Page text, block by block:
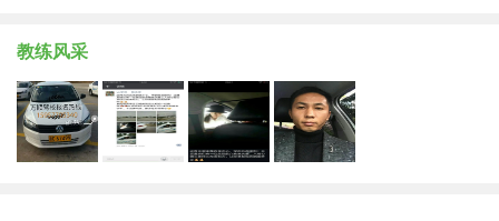
教练风采